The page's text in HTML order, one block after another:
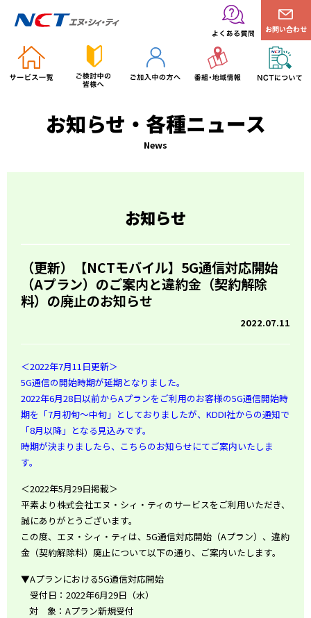
お問い合わせ
お知らせ・各種ニュース
News
お知らせ
（更新）【NCTモバイル】5G通信対応開始
（Aプラン）のご案内と違約金（契約解除
料）の廃止のお知らせ
2022.07.11
＜2022年7月11日更新＞
5G通信の開始時期が延期となりました。
2022年6月28日以前からAプランをご利用のお客様の5G通信開始時
期を「7月初旬～中旬」としておりましたが、KDDI社からの通知で
「8月以降」となる見込みです。
時期が決まりましたら、こちらのお知らせにてご案内いたしま
す。
＜2022年5月29日掲載＞
平素より株式会社エヌ・シィ・ティのサービスをご利用いただき、
誠にありがとうございます。
この度、エヌ・シィ・ティは、 5G通信対応開始（Aプラン）、違約
金（契約解除料）廃止について以下の通り、ご案内いたします。
▼Aプランにおける5G通信対応開始
受付日： 2022年6月29日（水）
対 象： Aプラン新規受付